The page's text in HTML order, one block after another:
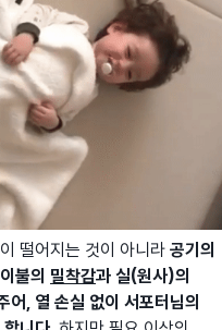
떨어지는 것이 아니라 공기의
이불의 밀착감과 실(원사)의
어, 열 손실 없이 서포터님의